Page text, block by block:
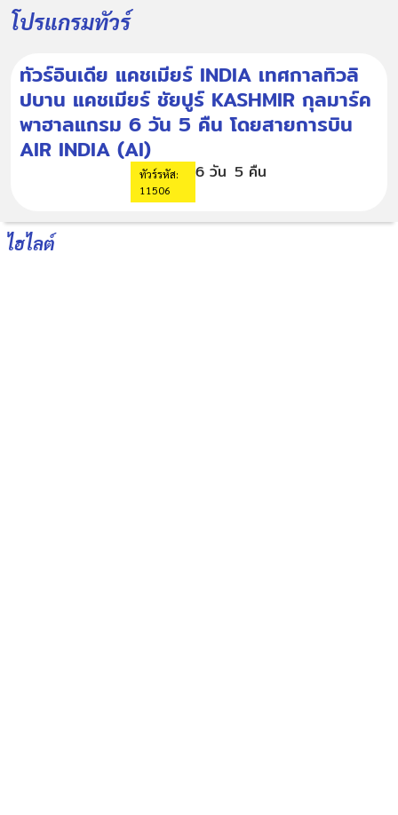
โปรแกรมทัวร์
ทัวร์อินเดีย แคชเมียร์ INDIA เทศกาลทิวลิ
ปบาน แคชเมียร์ ชัยปูร์ KASHMIR กุลมาร์ค
พาฮาลแกรม 6 วัน 5 คืน โดยสายการบิน
AIR INDIA (AI)
ทัวร์รหัส:
11506
6 วัน 5 คืน
ไฮไลต์